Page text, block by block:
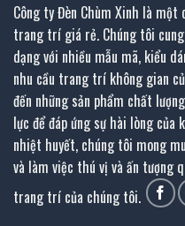
Công ty Đèn Chùm Xinh là một
trang trí giá rẻ. Chúng tôi
dạng với nhiều mẫu mã, kiểu
nhu cầu trang trí không gian
đến những sản phẩm chất
lực để đáp ứng sự hài lòng của
nhiệt huyết, chúng tôi mong
và làm việc thú vị và ấn tượng
trang trí của chúng tôi.